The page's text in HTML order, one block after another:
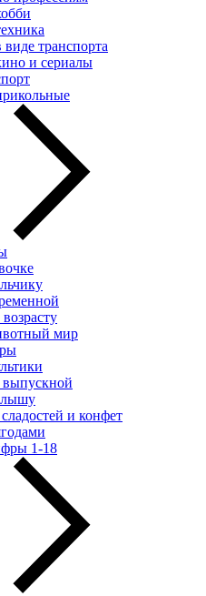
транспорта
и сериалы
мир
выпускной
и конфет
1-18